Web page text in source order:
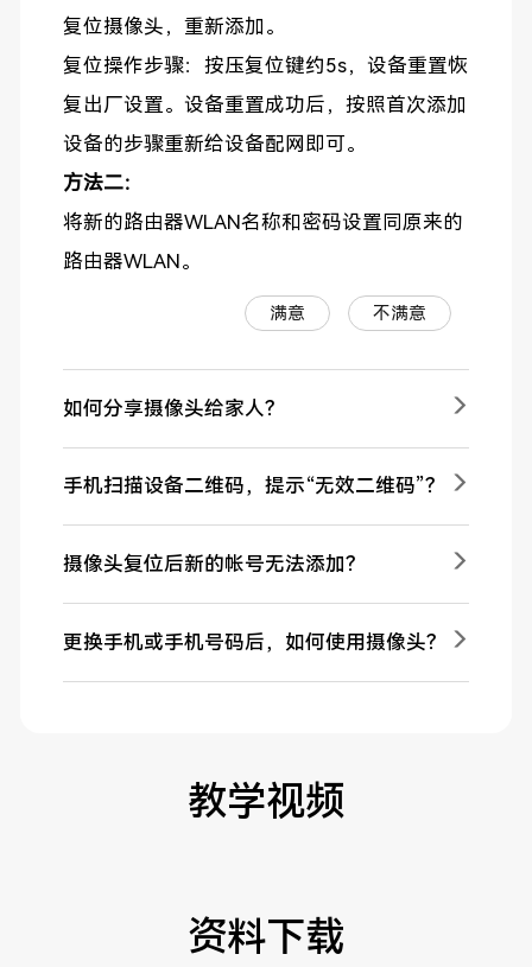
复位摄像头，重新添加。
复位操作步骤：按压复位键约5s，设备重置恢
复出厂设置。设备重置成功后，按照首次添加
设备的步骤重新给设备配网即可。
方法二：
将新的路由器WLAN名称和密码设置同原来的
路由器WLAN。
满意 不满意
如何分享摄像头给家人？
手机扫描设备二维码，提示“无效二维码”？
摄像头复位后新的帐号无法添加？
更换手机或手机号码后，如何使用摄像头？
教学视频
资料下载